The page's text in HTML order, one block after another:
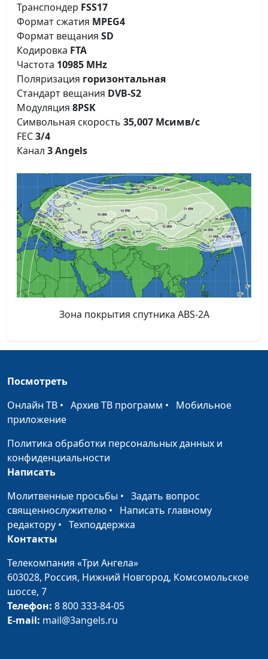
Транспондер FSS17
Формат сжатия MPEG4
Формат вещания SD
Кодировка FTA
Частота 10985 MHz
Поляризация горизонтальная
Стандарт вещания DVB-S2
Модуляция 8PSK
Символьная скорость 35,007 Мсимв/с
FEC3/4
Канал 3 Angels
Зона покрытия спутника ABS-2A
Посмотреть
Онлайн ТВ • Архив ТВ программ • Мобильное
приложение
Политика обработки персональных данных и
конфиденциальности
Написать
Молитвенные просьбы • Задать вопрос
священнослужителю • Написать главному
редактору • Техподдержка
Контакты
Телекомпания «Три Ангела»
603028, Россия, Нижний Новгород, Комсомольское
шоссе, 7
Телефон: 8 800 333-84-05
E-mail: mail@3angels.ru